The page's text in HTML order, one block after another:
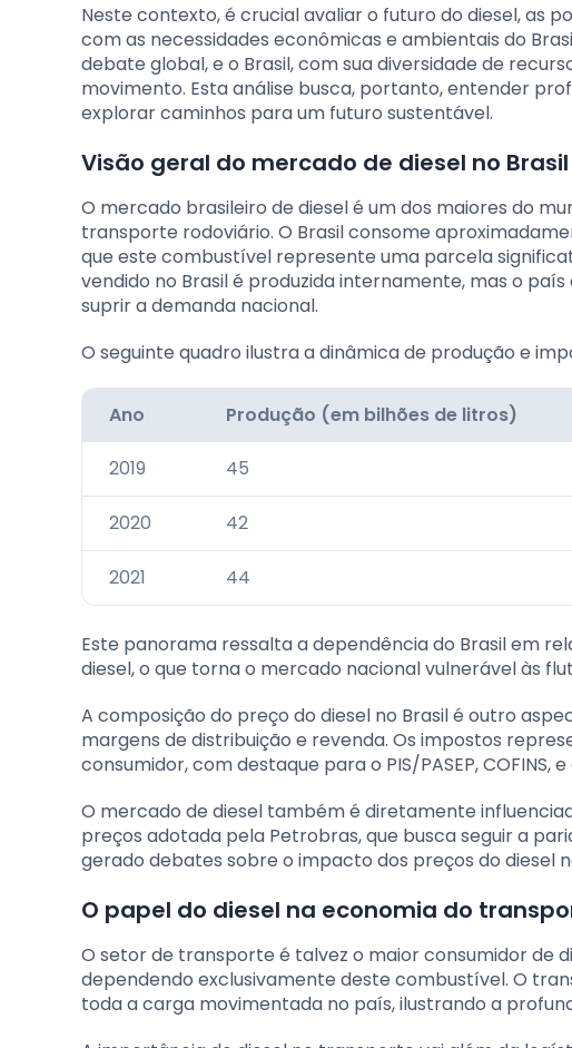
Neste contexto, é crucial avaliar o futuro do diesel, as
com as necessidades econômicas e ambientais do
debate global, e o Brasil, com sua diversidade de
movimento. Esta análise busca, portanto, entender
explorar caminhos para um futuro sustentável.
Visão geral do mercado de diesel no Brasil
O mercado brasileiro de diesel é um dos maiores do
transporte rodoviário. O Brasil consome
que este combustível represente uma parcela
vendido no Brasil é produzida internamente, mas o
suprir a demanda nacional.
O seguinte quadro ilustra a dinâmica de produção e
Ano Produção (em bilhões de litros)
2019 45
2020 42
2021 44
Este panorama ressalta a dependência do Brasil em
diesel, o que torna o mercado nacional vulnerável às
A composição do preço do diesel no Brasil é outro
margens de distribuição e revenda. Os impostos
consumidor, com destaque para o PIS/PASEP, COFINS,
O mercado de diesel também é diretamente
preços adotada pela Petrobras, que busca seguir a
gerado debates sobre o impacto dos preços do diesel
O papel do diesel na economia do
O setor de transporte é talvez o maior consumidor de
dependendo exclusivamente deste combustível. O
toda a carga movimentada no país, ilustrando a